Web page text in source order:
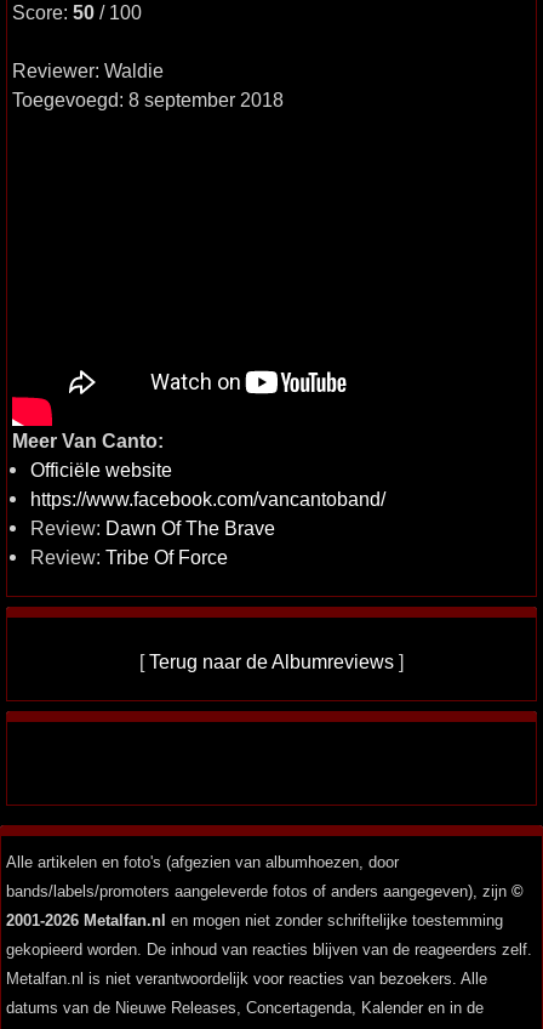
Score: 50 / 100
Reviewer: Waldie
Toegevoegd: 8 september 2018
Meer Van Canto:
Officiële website
https://www.facebook.com/vancantoband/
Review: Dawn Of The Brave
Review: Tribe Of Force
[Terug naar de Albumreviews ]
Alle artikelen en foto's (afgezien van albumhoezen, door
bands/labels/promoters aangeleverde fotos of anders aangegeven), zijn ©
2001-2026 Metalfan.nl en mogen niet zonder schriftelijke toestemming
gekopieerd worden. De inhoud van reacties blijven van de reageerders zelf.
Metalfan.nl is niet verantwoordelijk voor reacties van bezoekers. Alle
datums van de Nieuwe Releases, Concertagenda, Kalender en in de